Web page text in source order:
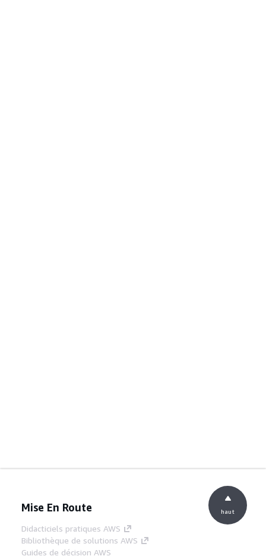
Mise En Route
Didacticiels pratiques AWS
Bibliothèque de solutions AWS
Guides de décision AWS
haut